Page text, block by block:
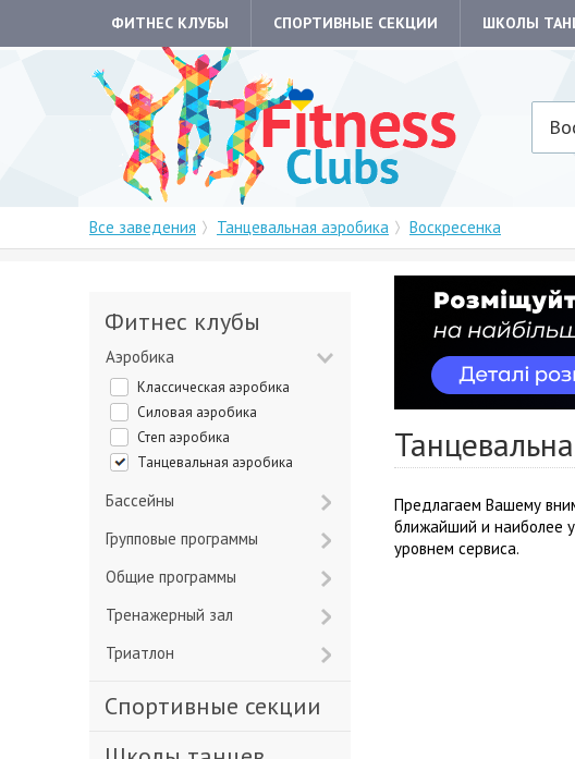
ФИТНЕС КЛУБЫ СПОРТИВНЫЕ СЕКЦИИ ШКОЛЫ
Все заведения Танцевальная аэробика Воскресенка
Предлагаем Вашему
ближайший и наиболее
уровнем сервиса.
Фитнес клубы
Аэробика
Классическая аэробика
Силовая аэробика
Степ аэробика
Танцевальная аэробика
Бассейны
Групповые программы
Общие программы
Тренажерный зал
Триатлон
Спортивные секции